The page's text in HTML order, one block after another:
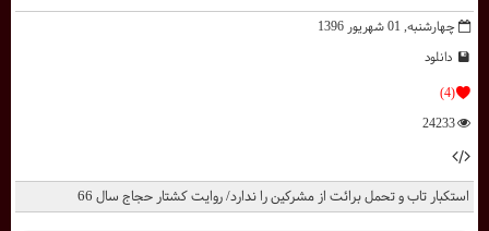
استکبار تاب و تحمل برائت از مشرکین را ندارد/ روایت کشتار حجاج سال 66
چهارشنبه, 01 شهریور 1396
دانلود
(4)
24233